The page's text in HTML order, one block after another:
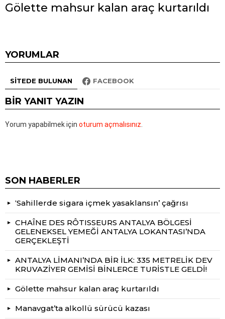
Gölette mahsur kalan araç kurtarıldı
YORUMLAR
SITEDE BULUNAN FACEBOOK
BIR YANIT YAZIN
Yorum yapabilmek için oturum açmalısınız
SON HABERLER
‘Sahillerde sigara içmek yasaklansın’ çağrısı
CHAÎNE DES RÔTISSEURS ANTALYA BÖLGESİ
GELENEKSEL YEMEĞİ ANTALYA LOKANTASI’NDA
GERÇEKLEŞTİ
ANTALYA LİMANI’NDA BİR İLK: 335 METRELİK DEV
KRUVAZİYER GEMİSİ BİNLERCE TURİSTLE GELDİ!
Gölette mahsur kalan araç kurtarıldı
Manavgat’ta alkollü sürücü kazası